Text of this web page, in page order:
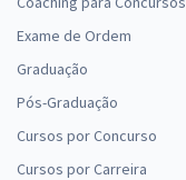
Exame de Ordem
Graduação
Pós-Graduação
Cursos por Concurso
Cursos por Carreira